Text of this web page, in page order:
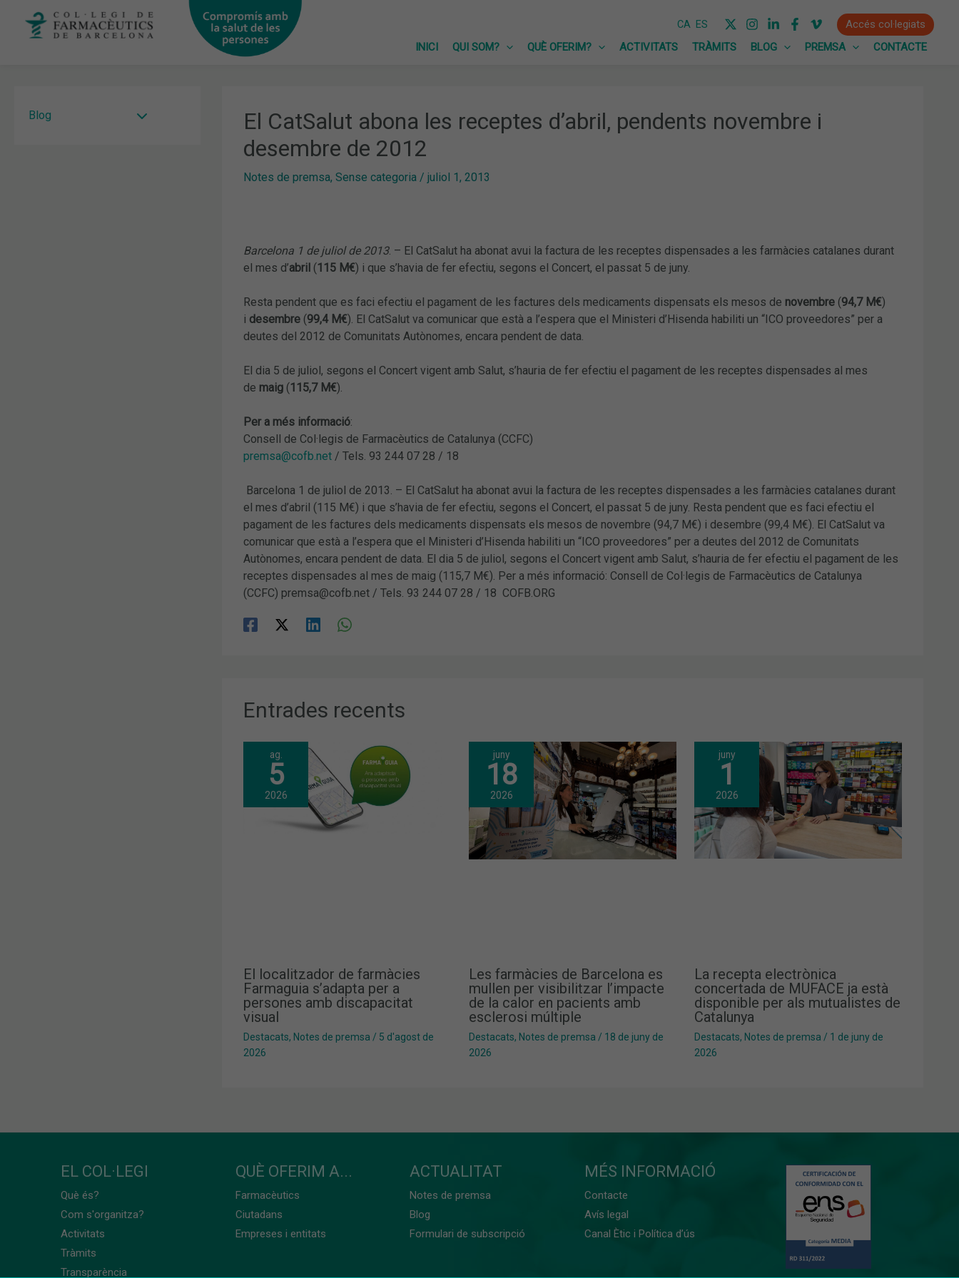
CA ES
Accés col·legiats
INICI
QUI SOM? QUÈ OFERIM? ACTIVITATS TRÀMITS BLOG PREMSA CONTACTE
Blog
El CatSalut abona les receptes d’abril, pendents novembre i
desembre de 2012
Notes de premsa, Sense categoria/ juliol 1, 2013
Barcelona 1 de juliol de 2013. – El CatSalut ha abonat avui la factura de les receptes dispensades a les farmàcies catalanes durant
el mes d’abril (115 M€) i que s’havia de fer efectiu, segons el Concert, el passat 5 de juny.
Resta pendent que es faci efectiu el pagament de les factures dels medicaments dispensats els mesos de novembre(94,7 M€)
i desembre(99,4 M€). El CatSalut va comunicar que està a l’espera que el Ministeri d’Hisenda habiliti un “ICO proveedores” per a
deutes del 2012 de Comunitats Autònomes, encara pendent de data.
El dia 5 de juliol, segons el Concert vigent amb Salut, s’hauria de fer efectiu el pagament de les receptes dispensades al mes
de maig(115,7 M€).
Per a més informació:
Consell de Col·legis de Farmacèutics de Catalunya (CCFC)
premsa@cofb.net/ Tels. 93 244 07 28 / 18
Barcelona 1 de juliol de 2013. – El CatSalut ha abonat avui la factura de les receptes dispensades a les farmàcies catalanes durant
el mes d’abril (115 M€) i que s’havia de fer efectiu, segons el Concert, el passat 5 de juny. Resta pendent que es faci efectiu el
pagament de les factures dels medicaments dispensats els mesos de novembre (94,7 M€) i desembre (99,4 M€). El CatSalut va
comunicar que està a l’espera que el Ministeri d’Hisenda habiliti un “ICO proveedores” per a deutes del 2012 de Comunitats
Autònomes, encara pendent de data. El dia 5 de juliol, segons el Concert vigent amb Salut, s’hauria de fer efectiu el pagament de les
receptes dispensades al mes de maig (115,7 M€). Per a més informació: Consell de Col·legis de Farmacèutics de Catalunya
(CCFC) premsa@cofb.net / Tels. 93 244 07 28 / 18 COFB.ORG
Entrades recents
ag.
5
2026
El localitzador de farmàcies
Farmaguia s’adapta per a
persones amb discapacitat
visual
Destacats, Notes de premsa / 5 d'agost de
2026
juny
18
2026
Les farmàcies de Barcelona es
mullen per visibilitzar l’impacte
de la calor en pacients amb
esclerosi múltiple
Destacats, Notes de premsa / 18 de juny de
2026
juny
1
2026
La recepta electrònica
concertada de MUFACE ja està
disponible per als mutualistes de
Catalunya
Destacats, Notes de premsa / 1 de juny de
2026
EL COL·LEGI
Què és?
Com s'organitza?
Activitats
Tràmits
Transparència
QUÈ OFERIM A...
Farmacèutics
Ciutadans
Empreses i entitats
ACTUALITAT
Notes de premsa
Blog
Formulari de subscripció
MÉS INFORMACIÓ
Contacte
Avís legal
Canal Ètic i Política d’ús